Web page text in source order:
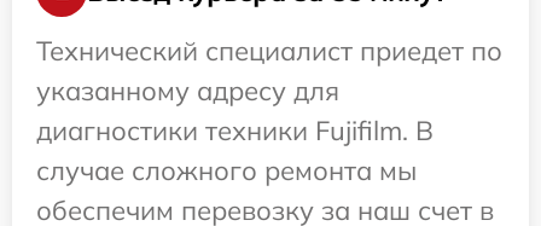
Технический специалист приедет по
указанному адресу для
диагностики техники Fujifilm. В
случае сложного ремонта мы
обеспечим перевозку за наш счет в